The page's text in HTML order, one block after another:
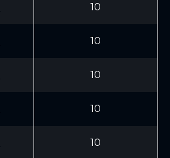
10
10
10
10
10